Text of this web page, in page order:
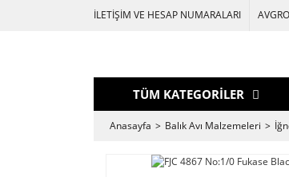
İLETİŞİM VE HESAP NUMARALARI
TÜM KATEGORİLER
Anasayfa Balık Avı Malzemeleri